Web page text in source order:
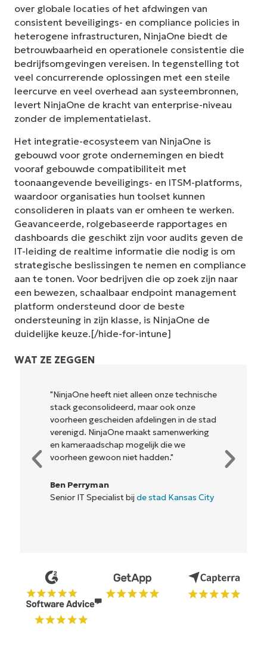
over globale locaties of het afdwingen van
consistent beveiligings- en compliance policies in
heterogene infrastructuren, NinjaOne biedt de
betrouwbaarheid en operationele consistentie die
bedrijfsomgevingen vereisen. In tegenstelling tot
veel concurrerende oplossingen met een steile
leercurve en veel overhead aan systeembronnen,
levert NinjaOne de kracht van enterprise-niveau
zonder de implementatielast.
Het integratie-ecosysteem van NinjaOne is
gebouwd voor grote ondernemingen en biedt
vooraf gebouwde compatibiliteit met
toonaangevende beveiligings- en ITSM-platforms,
waardoor organisaties hun toolset kunnen
consolideren in plaats van er omheen te werken.
Geavanceerde, rolgebaseerde rapportages en
dashboards die geschikt zijn voor audits geven de
IT-leiding de realtime informatie die nodig is om
strategische beslissingen te nemen en compliance
aan te tonen. Voor bedrijven die op zoek zijn naar
een bewezen, schaalbaar endpoint management
platform ondersteund door de beste
ondersteuning in zijn klasse, is NinjaOne de
duidelijke keuze.[/hide-for-intune]
WAT ZE ZEGGEN
"NinjaOne heeft niet alleen onze technische
stack geconsolideerd, maar ook onze
voorheen gescheiden afdelingen in de stad
verenigd. NinjaOne maakt samenwerking
en kameraadschap mogelijk die we
voorheen gewoon niet hadden."
Ben Perryman
Senior IT Specialist bij de stad Kansas City